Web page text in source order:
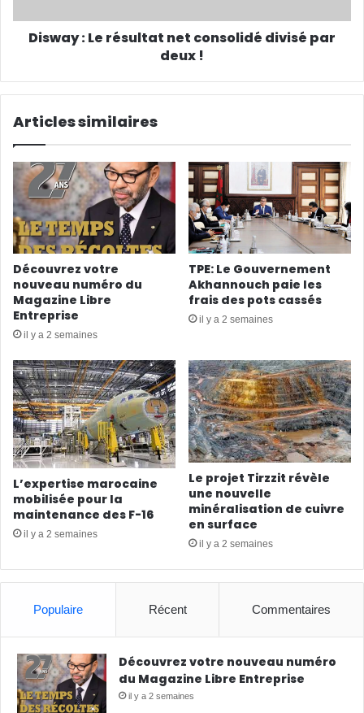
Disway : Le résultat net consolidé divisé par
deux !
Articles similaires
Découvrez votre
nouveau numéro du
Magazine Libre
Entreprise
il y a 2 semaines
TPE: Le Gouvernement
Akhannouch paie les
frais des pots cassés
il y a 2 semaines
L’expertise marocaine
mobilisée pour la
maintenance des F-16
il y a 2 semaines
Le projet Tirzzit révèle
une nouvelle
minéralisation de cuivre
en surface
il y a 2 semaines
Populaire Récent Commentaires
Découvrez votre nouveau numéro
du Magazine Libre Entreprise
il y a 2 semaines